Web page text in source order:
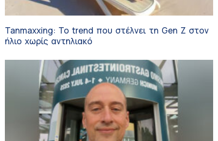
Tanmaxxing: To trend που στέλνει τη Gen Z στον
ήλιο χωρίς αντηλιακό